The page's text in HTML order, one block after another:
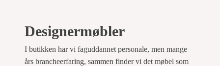
Designermøbler
I butikken har vi faguddannet personale, men mange
års brancheerfaring, sammen finder vi det møbel som